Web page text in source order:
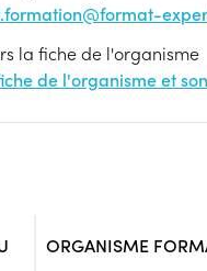
la fiche de l'organisme
de l'organisme et
ORGANISME